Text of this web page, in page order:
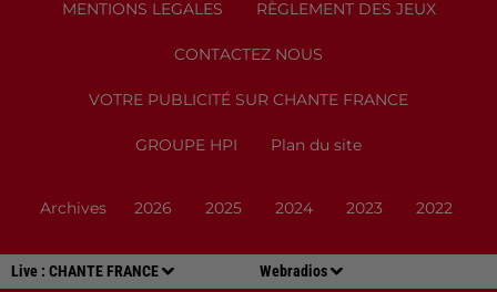
Live : CHANTE FRANCE Webradios
MENTIONS LEGALES RÈGLEMENT DES JEUX
CONTACTEZ NOUS
VOTRE PUBLICITÉ SUR CHANTE FRANCE
GROUPE HPI Plan du site
Archives 2026 2025 2024 2023 2022